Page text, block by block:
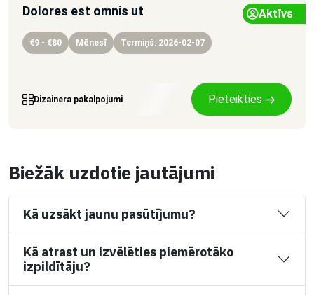
Dolores est omnis ut Aktīvs
€9 - €80 Mēnesī Termiņš: 2026-02-07
Dizainera pakalpojumi Pieteikties
Biežāk uzdotie jautājumi
Kā uzsākt jaunu pasūtījumu?
Kā atrast un izvēlēties piemērotāko
izpildītāju?